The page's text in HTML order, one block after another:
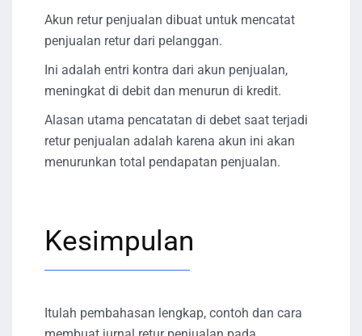
Akun retur penjualan dibuat untuk mencatat
penjualan retur dari pelanggan.
Ini adalah entri kontra dari akun penjualan,
meningkat di debit dan menurun di kredit.
Alasan utama pencatatan di debet saat terjadi
retur penjualan adalah karena akun ini akan
menurunkan total pendapatan penjualan.
Kesimpulan
Itulah pembahasan lengkap, contoh dan cara